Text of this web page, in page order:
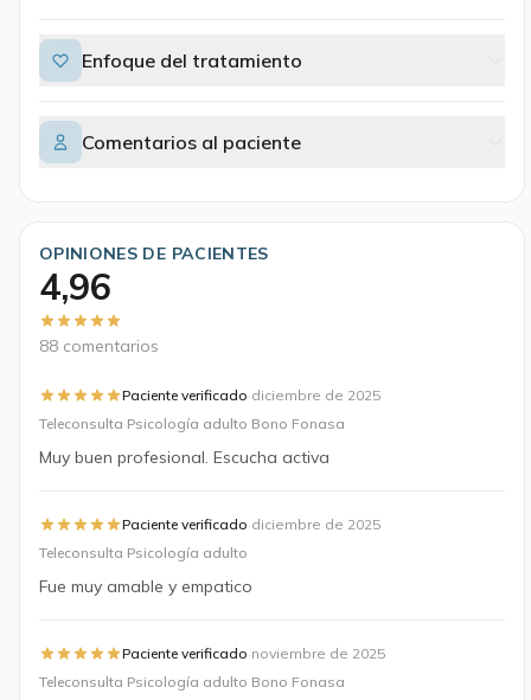
Enfoque del tratamiento
Comentarios al paciente
OPINIONES DE PACIENTES
4,96
88 comentarios
Paciente verificado·diciembre de 2025
Teleconsulta Psicología adulto Bono Fonasa
Muy buen profesional. Escucha activa
Paciente verificado·diciembre de 2025
Teleconsulta Psicología adulto
Fue muy amable y empatico
Paciente verificado·noviembre de 2025
Teleconsulta Psicología adulto Bono Fonasa